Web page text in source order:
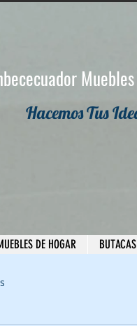
Hacemos Tus
DE HOGAR